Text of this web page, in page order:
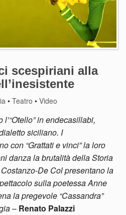
scespiriani alla
•Teatro •Video
in endecasillabi,
siciliano. I
con “Grattati e vinci” la loro
danza la brutalità della Storia
De Col presentano la
sulla poetessa Anne
la pregevole “Cassandra”
– Renato Palazzi